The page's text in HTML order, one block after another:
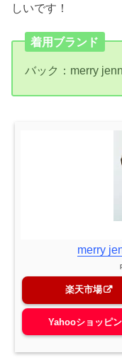
しいです！
着用ブランド
バック：merry
merry
楽天市場
Yahooショッピ